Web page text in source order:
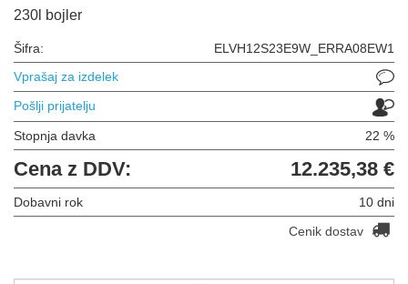
230l bojler
Šifra:
ELVH12S23E9W_ERRA08EW1
Vprašaj za izdelek
Pošlji prijatelju
Stopnja davka 22 %
Cena z DDV: 12.235,38 €
Dobavni rok
10 dni
Cenik dostav